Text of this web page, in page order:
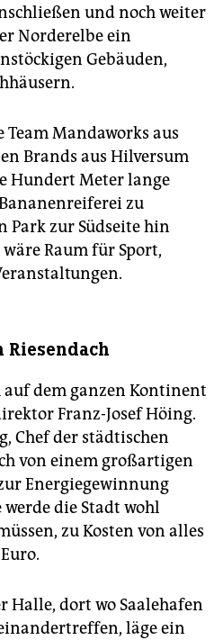
und noch weiter
Norderelbe ein
Gebäuden,
Mandaworks aus
Brands aus Hilversum
Hundert Meter lange
zu
Park zur Südseite hin
Raum für Sport,
auf dem ganzen Kontinent
Franz-Josef Höing.
Chef der städtischen
von einem großartigen
Energiegewinnung
die Stadt wohl
zu Kosten von alles
Halle, dort wo Saalehafen
läge ein